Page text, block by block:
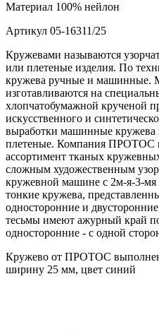
Материал 100% нейлон
Артикул 05-16311/25
Кружевами называются
или плетеные изделия. По
кружева ручные и машинные.
изготавливаются на
хлопчатобумажной крученой
искусственного и
выработки машинные кружева
плетеные. Компания ПРОТОС
ассортимент тканых
сложным художественным
кружевной машине с 2м-я-3-
тонкие кружева,
односторонние и
тесьмы имеют ажурный край
односторонние - с одной
Кружево от ПРОТОС
ширину 25 мм, цвет синий